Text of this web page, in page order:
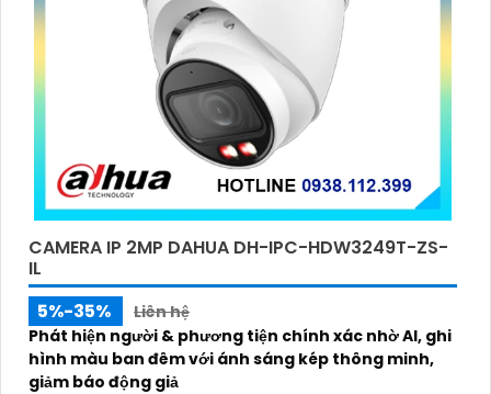
CAMERA IP 2MP DAHUA DH-IPC-HDW3249T-ZS-
IL
5%-35%
Liên hệ
Phát hiện người & phương tiện chính xác nhờ AI, ghi
hình màu ban đêm với ánh sáng kép thông minh,
giảm báo động giả